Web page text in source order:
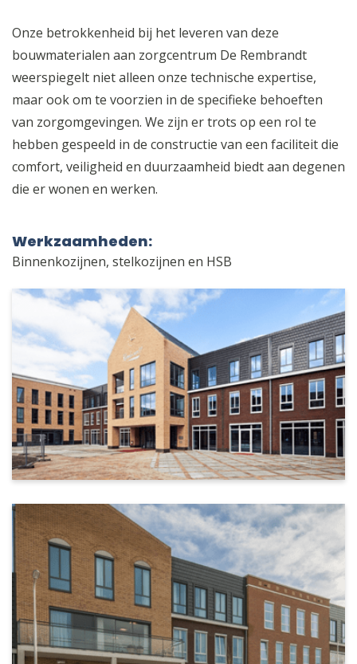
Onze betrokkenheid bij het leveren van deze
bouwmaterialen aan zorgcentrum De Rembrandt
weerspiegelt niet alleen onze technische expertise,
maar ook om te voorzien in de specifieke behoeften
van zorgomgevingen. We zijn er trots op een rol te
hebben gespeeld in de constructie van een faciliteit die
comfort, veiligheid en duurzaamheid biedt aan degenen
die er wonen en werken.
Werkzaamheden:
Binnenkozijnen, stelkozijnen en HSB